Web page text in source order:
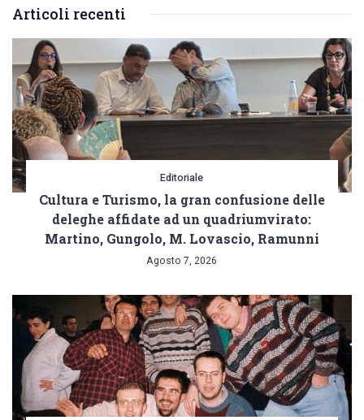
Articoli recenti
Editoriale
Cultura e Turismo, la gran confusione delle
deleghe affidate ad un quadriumvirato:
Martino, Gungolo, M. Lovascio, Ramunni
Agosto 7, 2026